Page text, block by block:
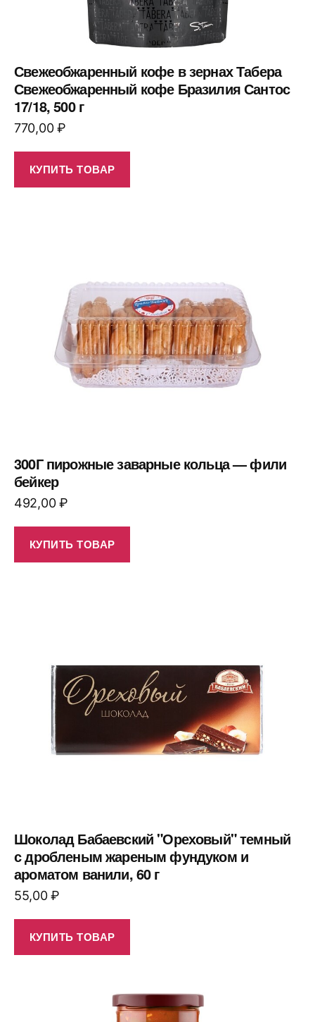
Свежеобжаренный кофе в зернах Табера
Свежеобжаренный кофе Бразилия Сантос
17/18, 500 г
770,00₽
КУПИТЬ ТОВАР
300Г пирожные заварные кольца — фили
бейкер
492,00₽
КУПИТЬ ТОВАР
Шоколад Бабаевский "Ореховый" темный
с дробленым жареным фундуком и
ароматом ванили, 60 г
55,00₽
КУПИТЬ ТОВАР